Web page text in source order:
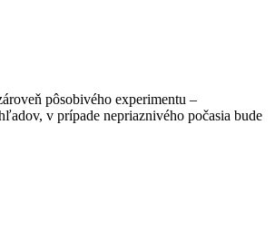
pôsobivého experimentu –
v prípade nepriaznivého počasia bude